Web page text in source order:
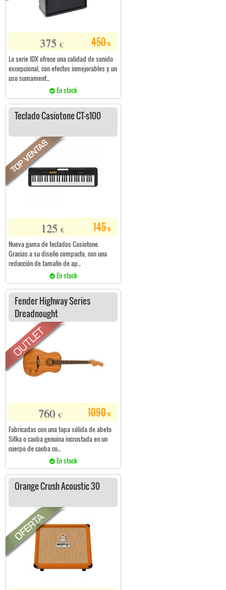
450€
375 €
La serie IDX ofrece una calidad de sonido
excepcional, con efectos inmejorables y un
uso sumament...
En stock
Teclado Casiotone CT-s100
145€
125 €
Nueva gama de teclados Casiotone.
Gracias a su diseño compacto, con una
reducción de tamaño de ap...
En stock
Fender Highway Series
Dreadnought
1090€
760 €
Fabricadas con una tapa sólida de abeto
Sitka o caoba genuina incrustada en un
cuerpo de caoba co...
En stock
Orange Crush Acoustic 30